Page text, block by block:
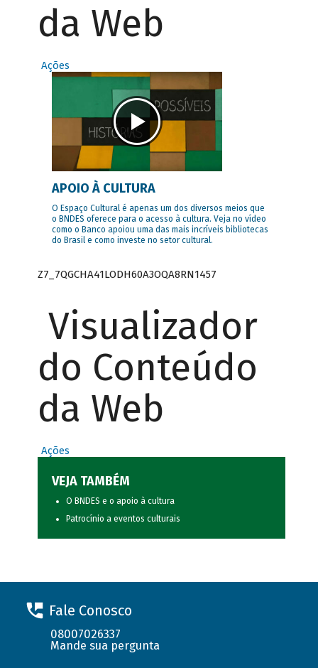
da Web
Ações
APOIO À CULTURA
O Espaço Cultural é apenas um dos diversos meios que
o BNDES oferece para o acesso à cultura. Veja no vídeo
como o Banco apoiou uma das mais incríveis bibliotecas
do Brasil e como investe no setor cultural.
Z7_7QGCHA41LODH60A3OQA8RN1457
Visualizador
do Conteúdo
da Web
Ações
VEJA TAMBÉM
O BNDES e o apoio à cultura
Patrocínio a eventos culturais
Fale Conosco
08007026337
Mande sua pergunta